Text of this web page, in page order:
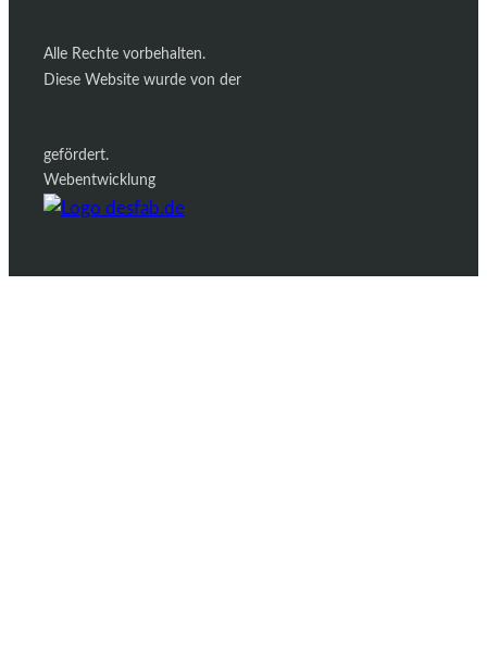
Alle Rechte vorbehalten.
Diese Website wurde von der
gefördert.
Webentwicklung